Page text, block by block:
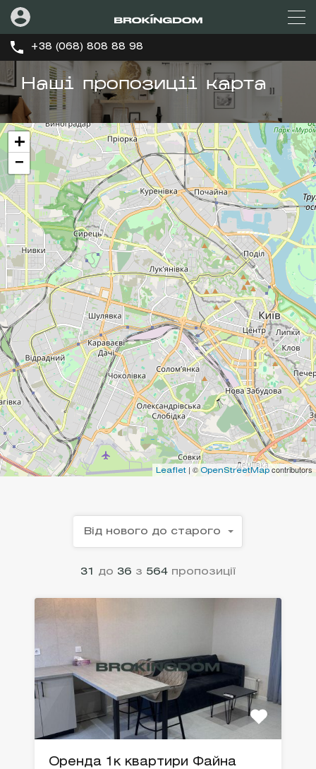
+38 (068) 808 88 98
Наші пропозиціі карта
+
−
Leaflet | © OpenStreetMapcontributors
31 до 36 з 564 пропозиції
Від нового до старого
Оренда 1к квартири Файна